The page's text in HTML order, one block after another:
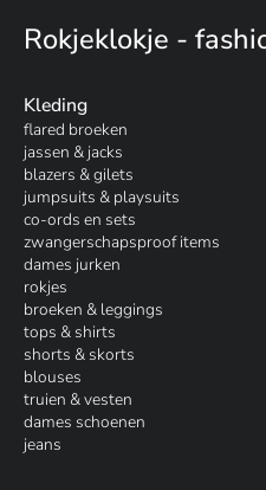
Rokjeklokje -
Kleding
flared broeken
jassen & jacks
blazers & gilets
jumpsuits & playsuits
co-ords en sets
zwangerschapsproof items
dames jurken
rokjes
broeken & leggings
tops & shirts
shorts & skorts
blouses
truien & vesten
dames schoenen
jeans